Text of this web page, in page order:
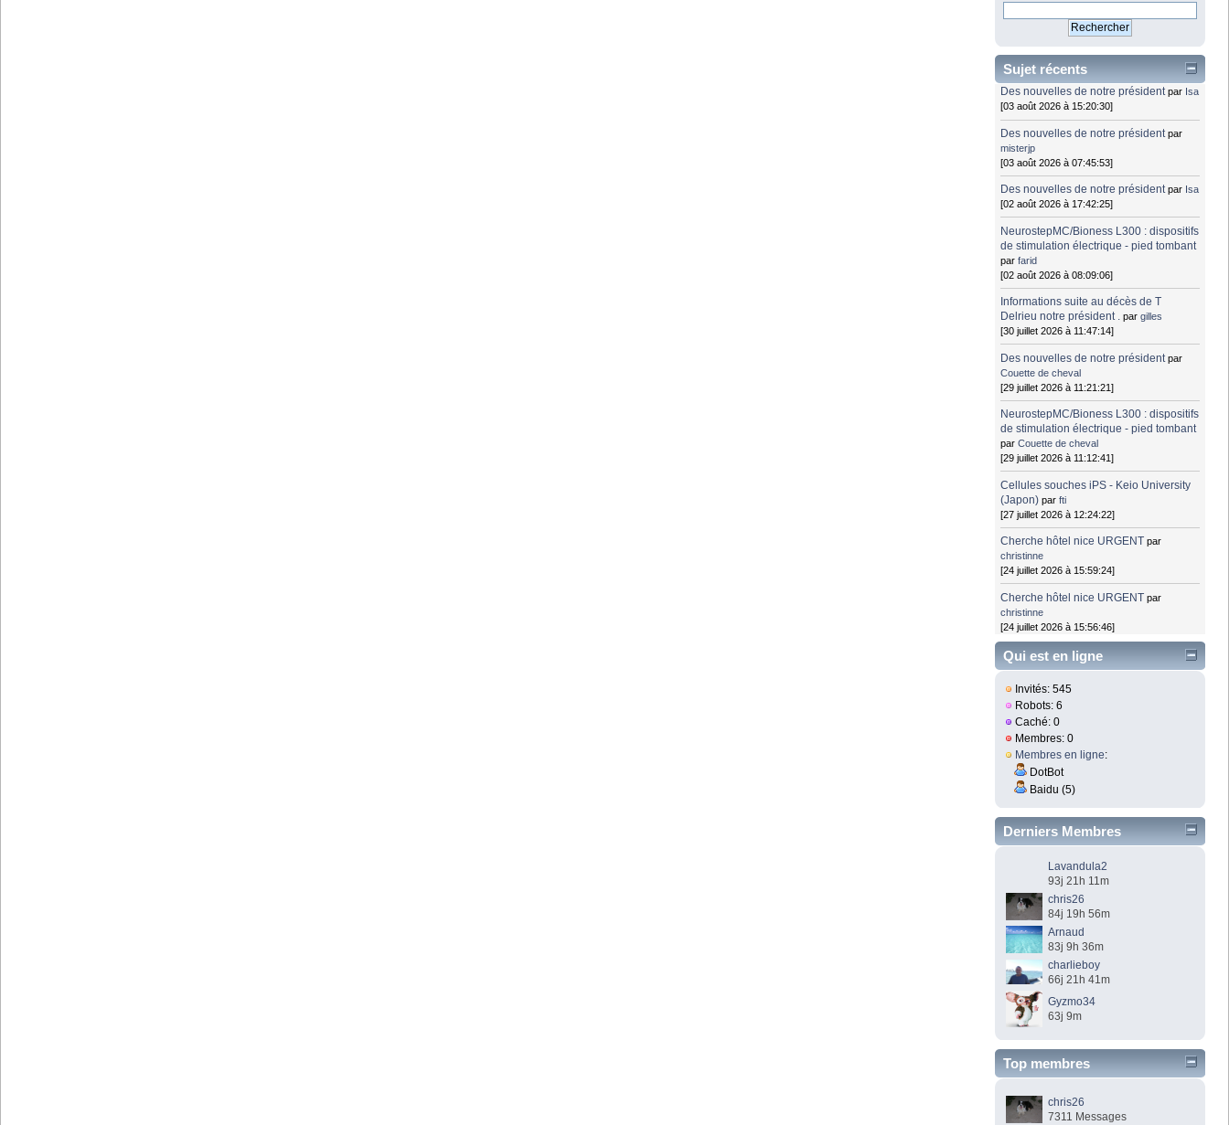
Sujet récents
Des nouvelles de notre président par Isa
[03 août 2026 à 15:20:30]
Des nouvelles de notre président par
misterjp
[03 août 2026 à 07:45:53]
Des nouvelles de notre président par Isa
[02 août 2026 à 17:42:25]
NeurostepMC/Bioness L300 : dispositifs
de stimulation électrique - pied tombant
parfarid
[02 août 2026 à 08:09:06]
Informations suite au décès de T
Delrieu notre président . pargilles
[30 juillet 2026 à 11:47:14]
Des nouvelles de notre président par
Couette de cheval
[29 juillet 2026 à 11:21:21]
NeurostepMC/Bioness L300 : dispositifs
de stimulation électrique - pied tombant
parCouette de cheval
[29 juillet 2026 à 11:12:41]
Cellules souches iPS - Keio University
(Japon) parfti
[27 juillet 2026 à 12:24:22]
Cherche hôtel nice URGENT par
christinne
[24 juillet 2026 à 15:59:24]
Cherche hôtel nice URGENT par
christinne
[24 juillet 2026 à 15:56:46]
Qui est en ligne
Invités: 545
Robots: 6
Caché: 0
Membres: 0
Membres en ligne:
DotBot
Baidu (5)
Derniers Membres
Lavandula2
93j 21h 11m
chris26
84j 19h 56m
Arnaud
83j 9h 36m
charlieboy
66j 21h 41m
Gyzmo34
63j 9m
Top membres
chris26
7311 Messages